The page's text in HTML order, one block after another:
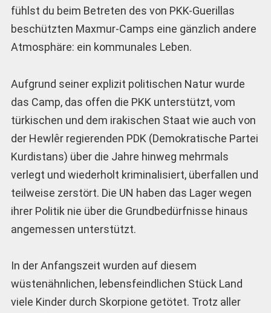
fühlst du beim Betreten des von PKK-Guerillas
beschützten Maxmur-Camps eine gänzlich andere
Atmosphäre: ein kommunales Leben.
Aufgrund seiner explizit politischen Natur wurde
das Camp, das offen die PKK unterstützt, vom
türkischen und dem irakischen Staat wie auch von
der Hewlêr regierenden PDK (Demokratische Partei
Kurdistans) über die Jahre hinweg mehrmals
verlegt und wiederholt kriminalisiert, überfallen und
teilweise zerstört. Die UN haben das Lager wegen
ihrer Politik nie über die Grundbedürfnisse hinaus
angemessen unterstützt.
In der Anfangszeit wurden auf diesem
wüstenähnlichen, lebensfeindlichen Stück Land
viele Kinder durch Skorpione getötet. Trotz aller